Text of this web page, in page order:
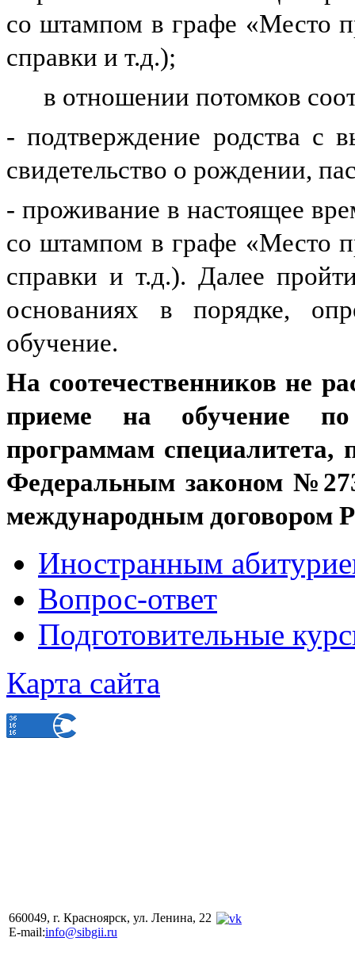
со штампом в графе «Место
справки и т.д.);
в отношении потомков
- подтверждение родства с
свидетельство о рождении,
- проживание в настоящее
со штампом в графе «Место
справки и т.д.). Далее
основаниях в порядке,
обучение.
На соотечественников не
приеме на обучение
программам специалитета,
Федеральным законом
международным договором
Иностранным
Вопрос-ответ
Подготовительные
Карта сайта
660049, г. Красноярск, ул. Ленина, 22
E-mail:info@sibgii.ru